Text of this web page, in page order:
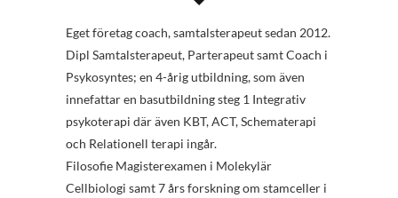
Eget företag coach, samtalsterapeut sedan 2012.
Dipl Samtalsterapeut, Parterapeut samt Coach i
Psykosyntes; en 4-årig utbildning, som även
innefattar en basutbildning steg 1 Integrativ
psykoterapi där även KBT, ACT, Schematerapi
och Relationell terapi ingår.
Filosofie Magisterexamen i Molekylär
Cellbiologi samt 7 års forskning om stamceller i